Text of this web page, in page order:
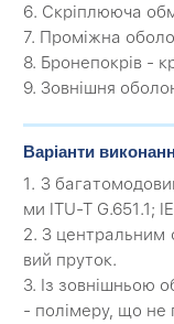
6. Скріплююча
7. Проміжна
8. Бронепокрів -
9. Зовнішня
Варіанти
1. З
ми ITU-T G.651.1;
2. З центральним
вий пруток.
3. Із зовнішньою
- полімеру, що не